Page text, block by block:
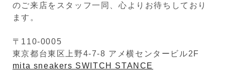
のご来店をスタッフ一同、心よりお待ちしており
ます。
〒110-0005
東京都台東区上野4-7-8 アメ横センタービル2F
mita sneakers SWITCH STANCE